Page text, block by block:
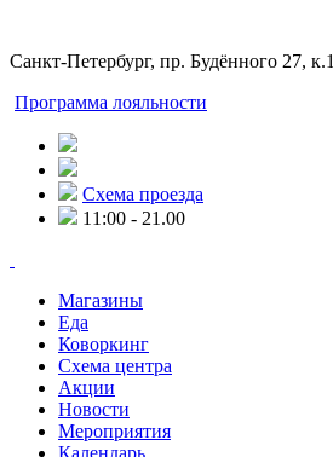
Санкт-Петербург, пр. Будённого 27, к.1
Программа лояльности
Схема проезда
11:00 - 21.00
Магазины
Еда
Коворкинг
Схема центра
Акции
Новости
Мероприятия
Календарь